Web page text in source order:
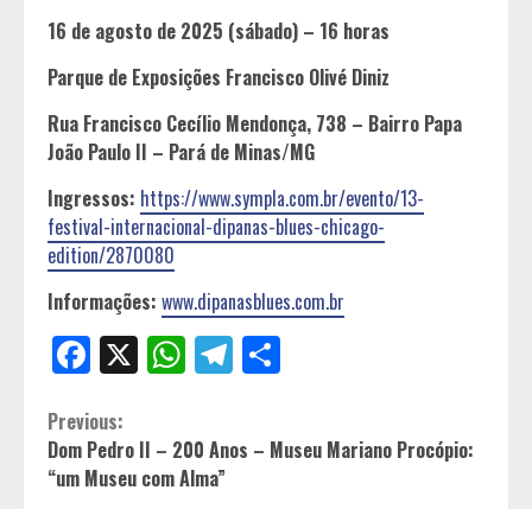
16 de agosto de 2025 (sábado) – 16 horas
Parque de Exposições Francisco Olivé Diniz
Rua Francisco Cecílio Mendonça, 738 – Bairro Papa
João Paulo II – Pará de Minas/MG
Ingressos: https://www.sympla.com.br/evento/13-
festival-internacional-dipanas-blues-chicago-
edition/2870080
Informações: www.dipanasblues.com.br
Facebook
X WhatsApp
Telegram
Continue
Reading
Previous:
Dom Pedro II – 200 Anos – Museu Mariano Procópio:
“um Museu com Alma”